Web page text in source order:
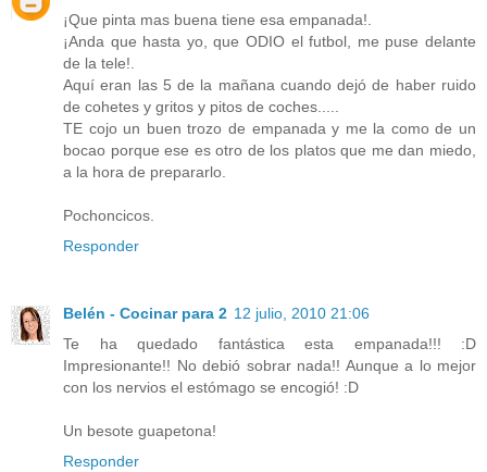
¡Que pinta mas buena tiene esa empanada!.
¡Anda que hasta yo, que ODIO el futbol, me puse delante
de la tele!.
Aquí eran las 5 de la mañana cuando dejó de haber ruido
de cohetes y gritos y pitos de coches.....
TE cojo un buen trozo de empanada y me la como de un
bocao porque ese es otro de los platos que me dan miedo,
a la hora de prepararlo.
Pochoncicos.
Responder
Belén - Cocinar para 2 12 julio, 2010 21:06
Te ha quedado fantástica esta empanada!!! :D
Impresionante!! No debió sobrar nada!! Aunque a lo mejor
con los nervios el estómago se encogió! :D
Un besote guapetona!
Responder